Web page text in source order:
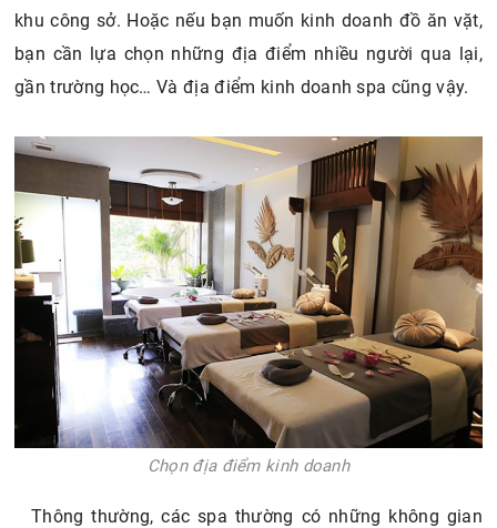
khu công sở. Hoặc nếu bạn muốn kinh doanh đồ ăn vặt,
bạn cần lựa chọn những địa điểm nhiều người qua lại,
gần trường học… Và địa điểm kinh doanh spa cũng vậy.
Chọn địa điểm kinh doanh
Thông thường, các spa thường có những không gian